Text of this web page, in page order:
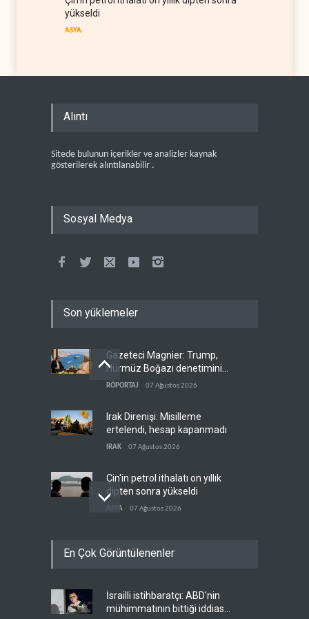
yükseldi
ASYA
Alıntı
Sitede bulunun içerikler ve analizler kaynak
gösterilerek alıntılanabilir .
Sosyal Medya
Son yüklemeler
Gazeteci Magnier: Trump,
Hürmüz Boğazı denetimini
doğrudan İran ve Umman'a
RÖPORTAJ 07 Ağustos 2026
Irak Direnişi: Misilleme
ertelendi, hesap kapanmadı
IRAK 07 Ağustos 2026
Çin'in petrol ithalatı on yıllık
dipten sonra yükseldi
ASYA 07 Ağustos 2026
sonra petrol üretimini rekor
The Telegraph: Hürmüz
anlaşması, İran’ın savaşı
En Çok Görüntülenenler
İsrailli istihbaratçı: ABD'nin
mühimmatının bittiği iddiası